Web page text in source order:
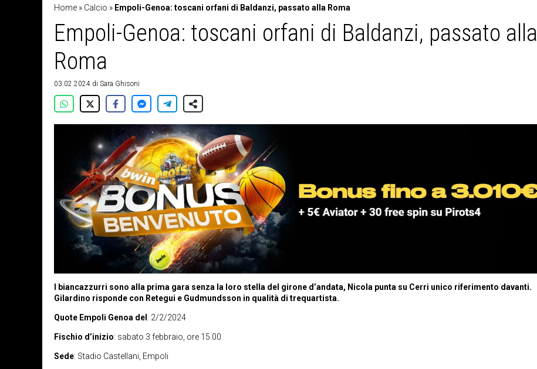
Home » Calcio » Empoli-Genoa: toscani orfani di Baldanzi, passato alla Roma
Empoli-Genoa: toscani orfani di Baldanzi, passato alla
Roma
03.02.2024 di Sara Ghisoni
I biancazzurri sono alla prima gara senza la loro stella del girone d’andata, Nicola punta su Cerri unico riferimento davanti.
Gilardino risponde con Retegui e Gudmundsson in qualità di trequartista.
Quote Empoli Genoa del: 2/2/2024
Fischio d’inizio: sabato 3 febbraio, ore 15.00
Sede: Stadio Castellani, Empoli